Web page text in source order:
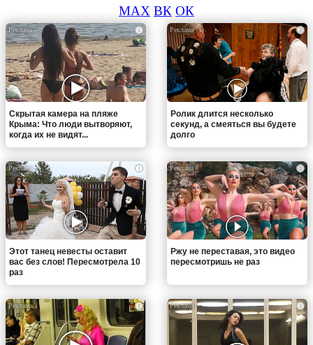
MAX ВК ОК
i
Скрытая камера на пляже
Крыма: Что люди вытворяют,
когда их не видят...
i
Ролик длится несколько
секунд, а смеяться вы будете
долго
i
Этот танец невесты оставит
вас без слов! Пересмотрела 10
раз
i
Ржу не переставая, это видео
пересмотришь не раз
i i